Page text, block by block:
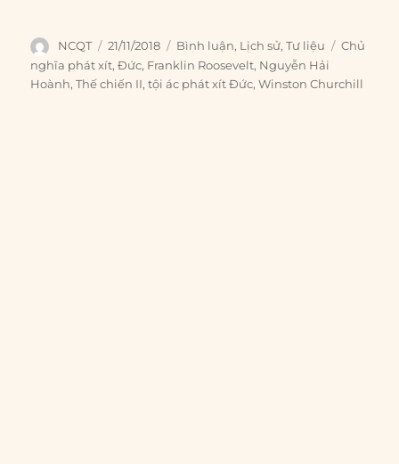
Author
NCQT
Posted
on
21/11/2018 Categories
Bình luận, Lịch sử,Tư liệu Tags
Chủ
nghĩa phát xít,Đức, Franklin Roosevelt, Nguyễn Hải
Hoành,Thế chiến II,tội ác phát xít Đức,Winston Churchill